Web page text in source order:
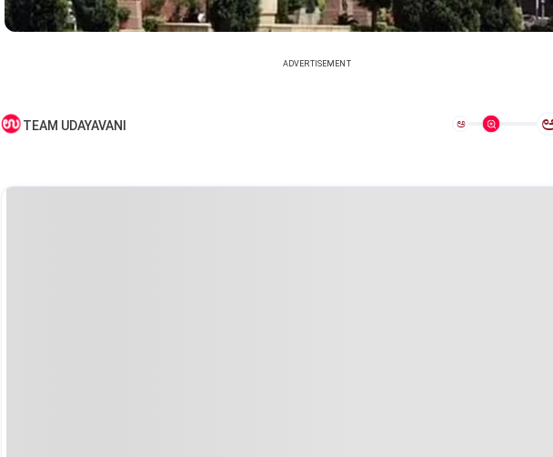
ADVERTISEMENT
TEAM UDAYAVANI ಅ